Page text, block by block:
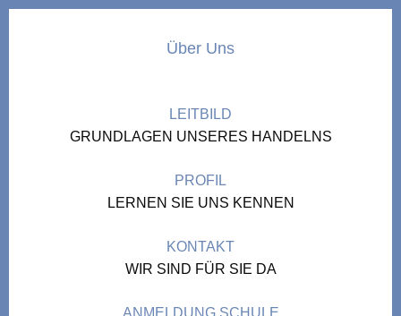
Über Uns
LEITBILD
GRUNDLAGEN UNSERES HANDELNS
PROFIL
LERNEN SIE UNS KENNEN
KONTAKT
WIR SIND FÜR SIE DA
ANMELDUNG SCHULE